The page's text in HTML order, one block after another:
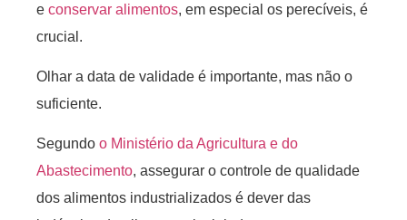
e conservar alimentos, em especial os perecíveis, é
crucial.
Olhar a data de validade é importante, mas não o
suficiente.
Segundo o Ministério da Agricultura e do
Abastecimento, assegurar o controle de qualidade
dos alimentos industrializados é dever das